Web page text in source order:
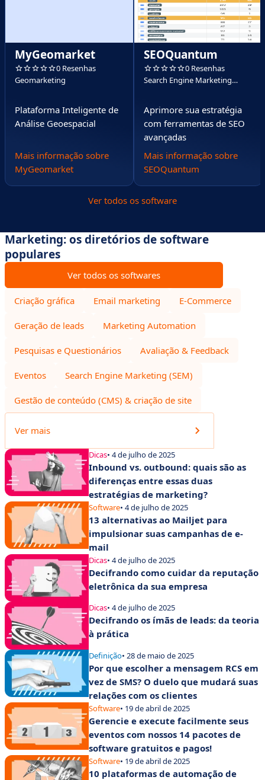
MyGeomarket
0 Resenhas
Geomarketing
Plataforma Inteligente de
Análise Geoespacial
Mais informação sobre
MyGeomarket
SEOQuantum
0 Resenhas
Search Engine Marketing
Aprimore sua estratégia
com ferramentas de SEO
avançadas
Mais informação sobre
SEOQuantum
Ver todos os software
Marketing: os diretórios de software
populares
Ver todos os softwares
Criação gráfica Email marketing E-Commerce
Geração de leads Marketing Automation
Pesquisas e Questionários Avaliação & Feedback
Eventos Search Engine Marketing (SEM)
Gestão de conteúdo (CMS) & criação de site
Ver mais
Dicas• 4 de julho de 2025
Inbound vs. outbound: quais são as
diferenças entre essas duas
estratégias de marketing?
Software• 4 de julho de 2025
13 alternativas ao Mailjet para
impulsionar suas campanhas de e-
mail
Dicas• 4 de julho de 2025
Decifrando como cuidar da reputação
eletrônica da sua empresa
Dicas• 4 de julho de 2025
Decifrando os ímãs de leads: da teoria
à prática
Definição• 28 de maio de 2025
Por que escolher a mensagem RCS em
vez de SMS? O duelo que mudará suas
relações com os clientes
Software• 19 de abril de 2025
Gerencie e execute facilmente seus
eventos com nossos 14 pacotes de
software gratuitos e pagos!
Software• 19 de abril de 2025
10 plataformas de automação de